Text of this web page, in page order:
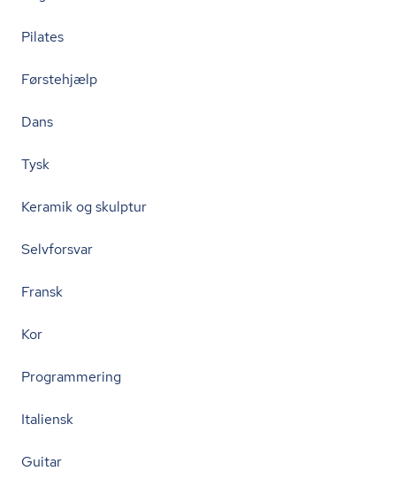
Pilates
Førstehjælp
Dans
Tysk
Keramik og skulptur
Selvforsvar
Fransk
Kor
Programmering
Italiensk
Guitar